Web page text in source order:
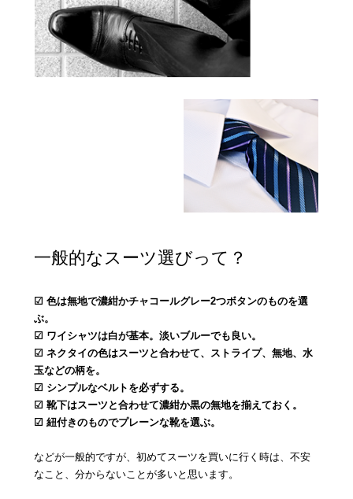
一般的なスーツ選びって？
☑ 色は無地で濃紺かチャコールグレー2つボタンのものを選
ぶ。
☑ ワイシャツは白が基本。淡いブルーでも良い。
☑ ネクタイの色はスーツと合わせて、ストライプ、無地、水
玉などの柄を。
☑ シンプルなベルトを必ずする。
☑ 靴下はスーツと合わせて濃紺か黒の無地を揃えておく。
☑ 紐付きのものでプレーンな靴を選ぶ。
などが一般的ですが、初めてスーツを買いに行く時は、不安
なこと、分からないことが多いと思います。